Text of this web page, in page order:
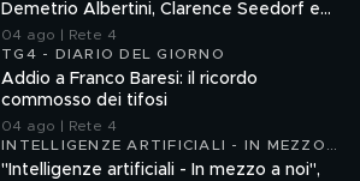
Demetrio Albertini, Clarence Seedorf e
Giovanni Galli
04 ago | Rete 4
TG4 - DIARIO DEL GIORNO
Addio a Franco Baresi: il ricordo
commosso dei tifosi
04 ago | Rete 4
INTELLIGENZE ARTIFICIALI - IN MEZZO
A NOI
"Intelligenze artificiali - In mezzo a noi",